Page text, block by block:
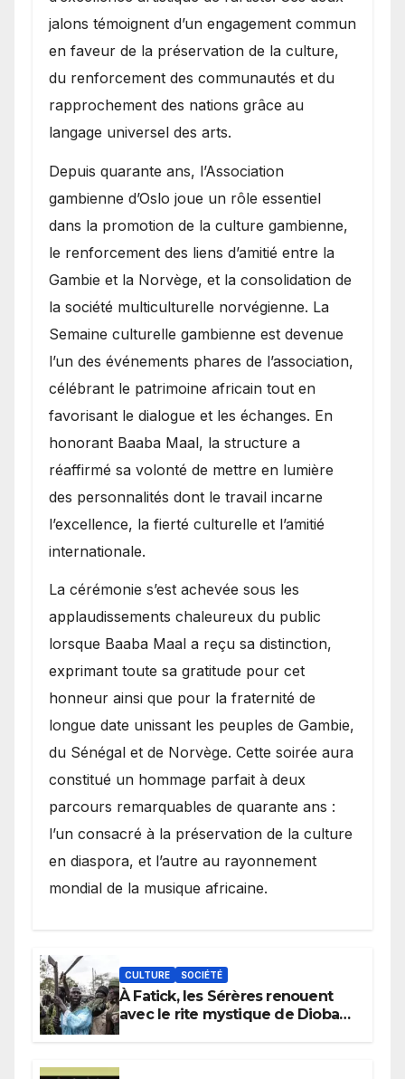
jalons témoignent d’un engagement commun
en faveur de la préservation de la culture,
du renforcement des communautés et du
rapprochement des nations grâce au
langage universel des arts.
​Depuis quarante ans, l’Association
gambienne d’Oslo joue un rôle essentiel
dans la promotion de la culture gambienne,
le renforcement des liens d’amitié entre la
Gambie et la Norvège, et la consolidation de
la société multiculturelle norvégienne. La
Semaine culturelle gambienne est devenue
l’un des événements phares de l’association,
célébrant le patrimoine africain tout en
favorisant le dialogue et les échanges. En
honorant Baaba Maal, la structure a
réaffirmé sa volonté de mettre en lumière
des personnalités dont le travail incarne
l’excellence, la fierté culturelle et l’amitié
internationale.
​La cérémonie s’est achevée sous les
applaudissements chaleureux du public
lorsque Baaba Maal a reçu sa distinction,
exprimant toute sa gratitude pour cet
honneur ainsi que pour la fraternité de
longue date unissant les peuples de Gambie,
du Sénégal et de Norvège. Cette soirée aura
constitué un hommage parfait à deux
parcours remarquables de quarante ans :
l’un consacré à la préservation de la culture
en diaspora, et l’autre au rayonnement
mondial de la musique africaine.
CULTURE SOCIÉTÉ
À Fatick, les Sérères renouent
avec le rite mystique de Diobaye